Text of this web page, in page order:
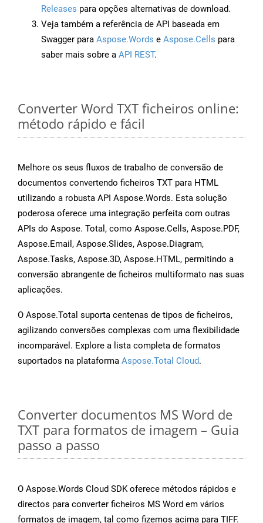
Releases para opções alternativas de download.
Veja também a referência de API baseada em
Swagger para Aspose.Words e Aspose.Cells para
saber mais sobre a API REST.
Converter Word TXT ficheiros online:
método rápido e fácil
Melhore os seus fluxos de trabalho de conversão de
documentos convertendo ficheiros TXT para HTML
utilizando a robusta API Aspose.Words. Esta solução
poderosa oferece uma integração perfeita com outras
APIs do Aspose. Total, como Aspose.Cells, Aspose.PDF,
Aspose.Email, Aspose.Slides, Aspose.Diagram,
Aspose.Tasks, Aspose.3D, Aspose.HTML, permitindo a
conversão abrangente de ficheiros multiformato nas suas
aplicações.
O Aspose.Total suporta centenas de tipos de ficheiros,
agilizando conversões complexas com uma flexibilidade
incomparável. Explore a lista completa de formatos
suportados na plataforma Aspose.Total Cloud.
Converter documentos MS Word de
TXT para formatos de imagem – Guia
passo a passo
O Aspose.Words Cloud SDK oferece métodos rápidos e
directos para converter ficheiros MS Word em vários
formatos de imagem, tal como fizemos acima para TIFF.